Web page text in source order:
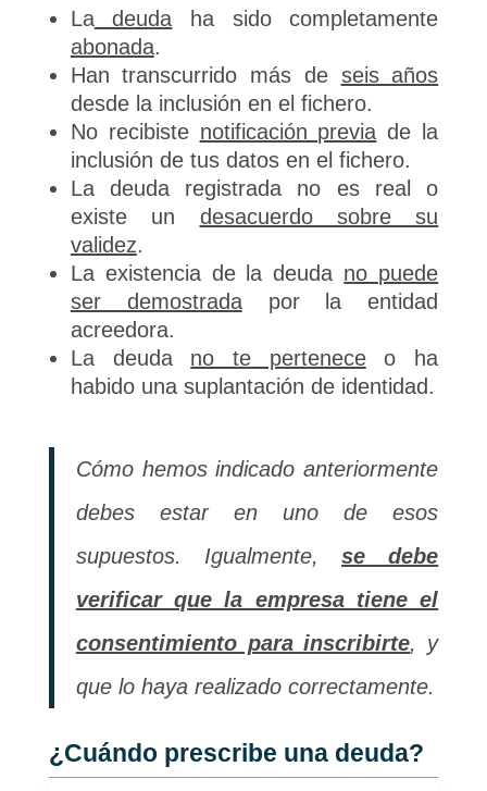
Ladeuda ha sido completamente
abonada.
Han transcurrido más de seis años
desde la inclusión en el fichero.
No recibiste notificación previa de la
inclusión de tus datos en el fichero.
La deuda registrada no es real o
existe un desacuerdo sobre su
validez.
La existencia de la deuda no puede
ser demostradapor la entidad
acreedora.
La deuda no te perteneceo ha
habido una suplantación de identidad.
Cómo hemos indicado anteriormente
debes estar en uno de esos
supuestos. Igualmente,se debe
verificar que la empresa tiene el
consentimiento para inscribirte, y
que lo haya realizado correctamente.
¿Cuándo prescribe una deuda?